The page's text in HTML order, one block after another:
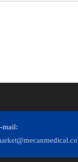
mail: